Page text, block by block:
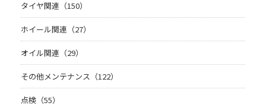
タイヤ関連（150）
ホイール関連（27）
オイル関連（29）
その他メンテナンス（122）
点検（55）